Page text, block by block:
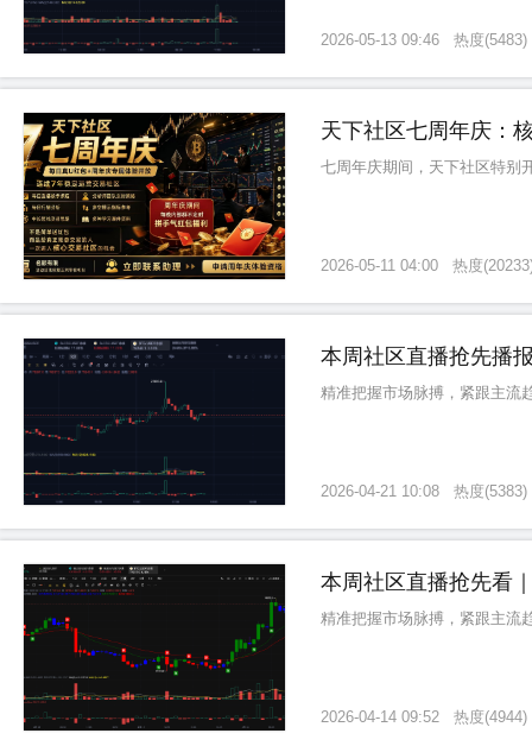
2026-05-13 09:46 热度(5483)
天下社区七周年庆：
七周年庆期间，天下社区特别
2026-05-11 04:00 热度(20233
本周社区直播抢先播
精准把握市场脉搏，紧跟主流
2026-04-21 10:08 热度(5383)
本周社区直播抢先看
精准把握市场脉搏，紧跟主流
2026-04-14 09:52 热度(4944)